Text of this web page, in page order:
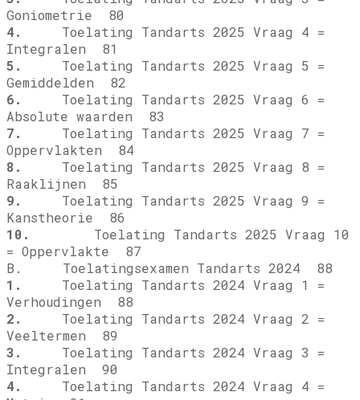
Goniometrie 80
4.
Toelating Tandarts 2025 Vraag 4 =
Integralen 81
5.
Toelating Tandarts 2025 Vraag 5 =
Gemiddelden 82
6.
Toelating Tandarts 2025 Vraag 6 =
Absolute waarden 83
7.
Toelating Tandarts 2025 Vraag 7 =
Oppervlakten 84
8.
Toelating Tandarts 2025 Vraag 8 =
Raaklijnen 85
9.
Toelating Tandarts 2025 Vraag 9 =
Kanstheorie 86
10.
Toelating Tandarts 2025 Vraag 10
= Oppervlakte 87
B. Toelatingsexamen Tandarts 2024 88
1.
Toelating Tandarts 2024 Vraag 1 =
Verhoudingen 88
2.
Toelating Tandarts 2024 Vraag 2 =
Veeltermen 89
3.
Toelating Tandarts 2024 Vraag 3 =
Integralen 90
4.
Toelating Tandarts 2024 Vraag 4 =